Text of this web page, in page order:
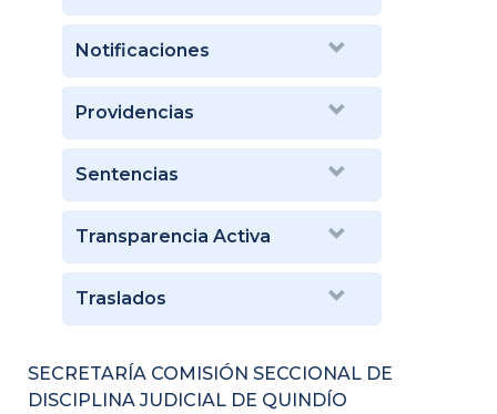
Notificaciones
Providencias
Sentencias
Transparencia Activa
Traslados
SECRETARÍA COMISIÓN SECCIONAL DE
DISCIPLINA JUDICIAL DE QUINDÍO